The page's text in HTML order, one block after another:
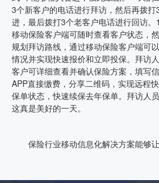
3个新客户的电话进行拜访，然后再拨
进，最后拨打3个老客户电话进行回访
移动保险客户端可随时查看客户状态，
规划拜访路线，通过移动保险客户端可
情况并实现快速报价和立即投保。拜访
客户可详细查看并确认保险方案，填写
APP直接缴费，分享二维码，实现远程
保单状态，快速续保去年保单。拜访人
这真是美好的一天。
保险行业移动信息化解决方案能够让